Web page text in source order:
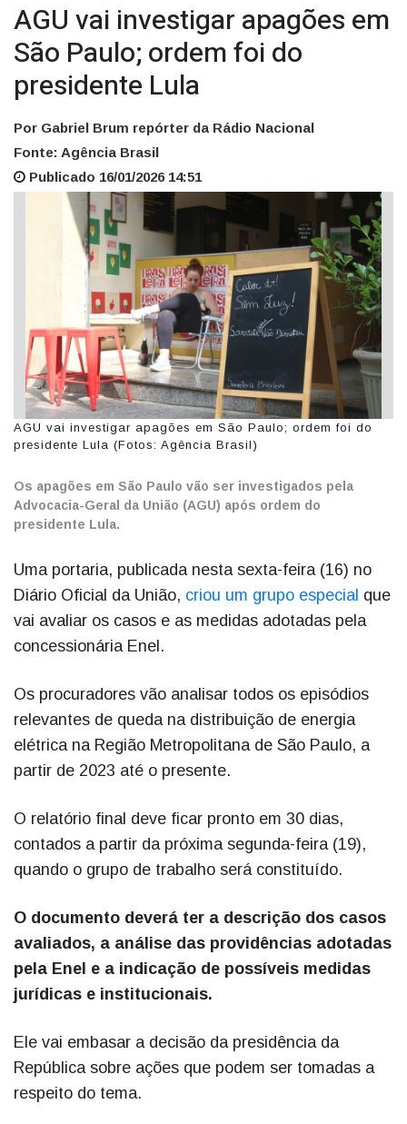
AGU vai investigar apagões em
São Paulo; ordem foi do
presidente Lula
Por Gabriel Brum repórter da Rádio Nacional
Fonte: Agência Brasil
Publicado 16/01/2026 14:51
AGU vai investigar apagões em São Paulo; ordem foi do
presidente Lula (Fotos: Agência Brasil)
Os apagões em São Paulo vão ser investigados pela
Advocacia-Geral da União (AGU) após ordem do
presidente Lula.
Uma portaria, publicada nesta sexta-feira (16) no
Diário Oficial da União, criou um grupo especial que
vai avaliar os casos e as medidas adotadas pela
concessionária Enel.
Os procuradores vão analisar todos os episódios
relevantes de queda na distribuição de energia
elétrica na Região Metropolitana de São Paulo, a
partir de 2023 até o presente.
O relatório final deve ficar pronto em 30 dias,
contados a partir da próxima segunda-feira (19),
quando o grupo de trabalho será constituído.
O documento deverá ter a descrição dos casos
avaliados, a análise das providências adotadas
pela Enel e a indicação de possíveis medidas
jurídicas e institucionais.
Ele vai embasar a decisão da presidência da
República sobre ações que podem ser tomadas a
respeito do tema.